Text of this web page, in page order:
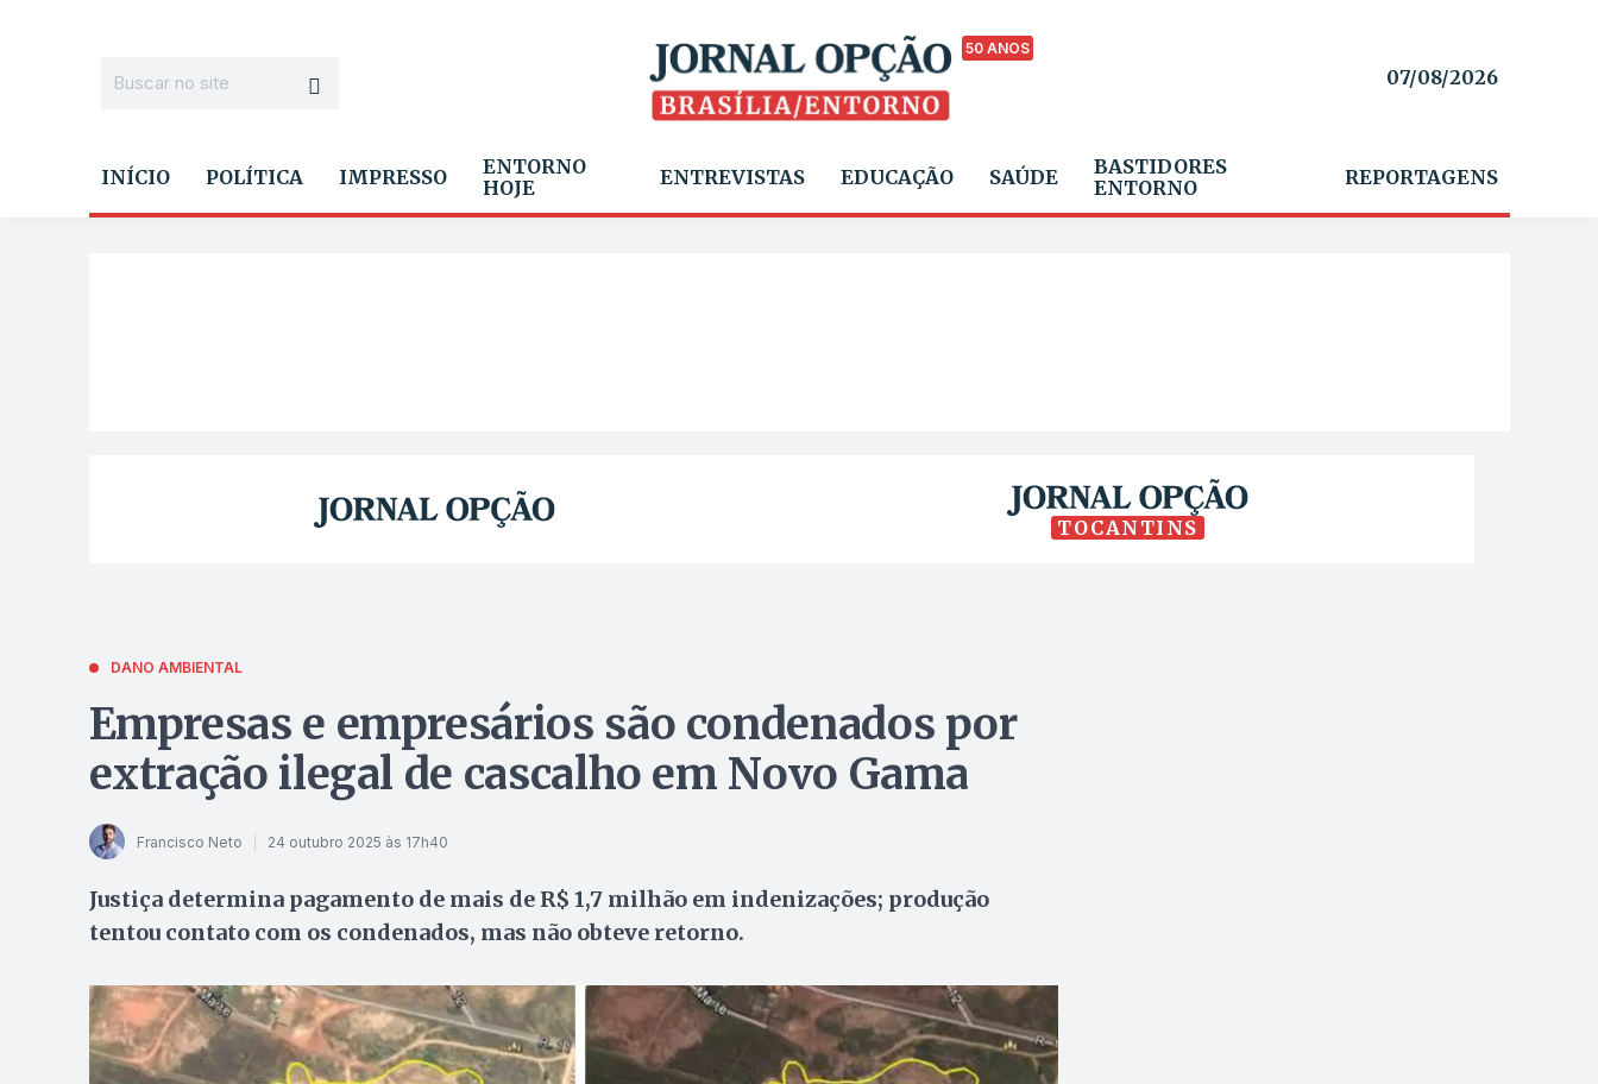
50 ANOS
07/08/2026
INÍCIO POLÍTICA IMPRESSO
ENTORNO
HOJE
ENTREVISTAS EDUCAÇÃO SAÚDE
BASTIDORES
ENTORNO
REPORTAGENS
TOCANTINS
DANO AMBIENTAL
Empresas e empresários são condenados por
extração ilegal de cascalho em Novo Gama
Francisco Neto 24 outubro 2025 às 17h40
Justiça determina pagamento de mais de R$ 1,7 milhão em indenizações; produção
tentou contato com os condenados, mas não obteve retorno.